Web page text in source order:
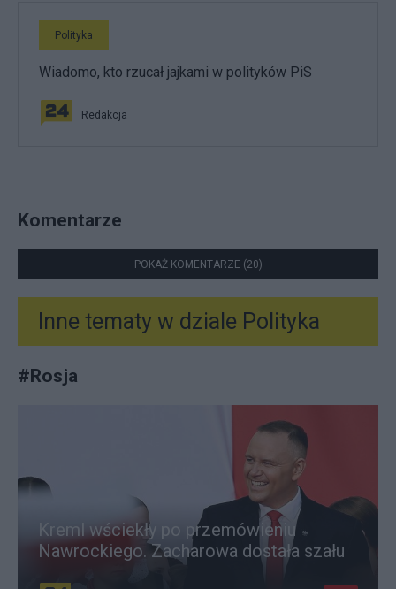
Polityka
Wiadomo, kto rzucał jajkami w polityków PiS
Redakcja
Komentarze
POKAŻ KOMENTARZE (20)
Inne tematy w dziale Polityka
#Rosja
Kreml wściekły po przemówieniu
Nawrockiego. Zacharowa dostała szału